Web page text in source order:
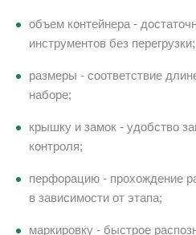
объем контейнера -
инструментов без перегрузки;
размеры - соответствие
наборе;
крышку и замок - удобство
контроля;
перфорацию - прохождение
в зависимости от этапа;
маркировку - быстрое